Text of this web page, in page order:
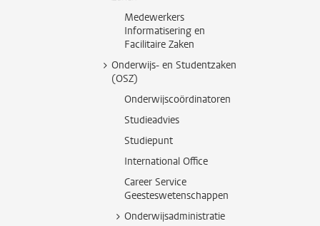
Medewerkers
Informatisering en
Facilitaire Zaken
Onderwijs- en Studentzaken
(OSZ)
Onderwijscoördinatoren
Studieadvies
Studiepunt
International Office
Career Service
Geesteswetenschappen
Onderwijsadministratie